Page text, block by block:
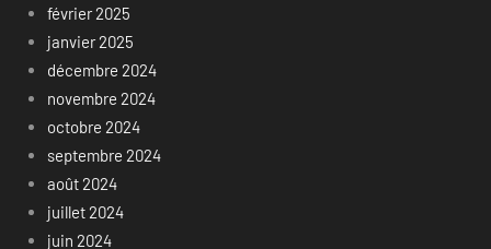
février 2025
janvier 2025
décembre 2024
novembre 2024
octobre 2024
septembre 2024
août 2024
juillet 2024
juin 2024